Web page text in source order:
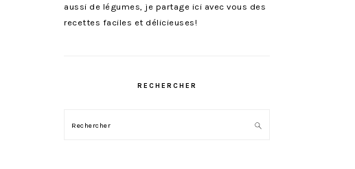
aussi de légumes, je partage ici avec vous des
recettes faciles et délicieuses!
RECHERCHER
Rechercher